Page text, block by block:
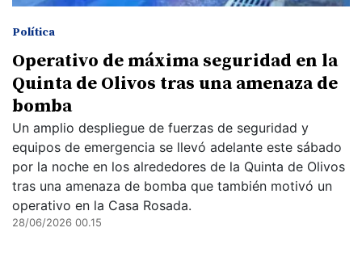
Política
Operativo de máxima seguridad en la
Quinta de Olivos tras una amenaza de
bomba
Un amplio despliegue de fuerzas de seguridad y
equipos de emergencia se llevó adelante este sábado
por la noche en los alrededores de la Quinta de Olivos
tras una amenaza de bomba que también motivó un
operativo en la Casa Rosada.
28/06/2026 00.15